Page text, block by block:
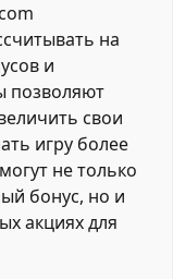
на
и
позволяют
свои
игру более
не только
бонус, но и
акциях для